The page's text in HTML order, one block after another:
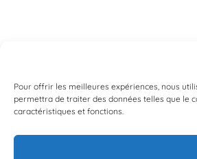
Pour offrir les meilleures expériences, nous
permettra de traiter des données telles que le
caractéristiques et fonctions.